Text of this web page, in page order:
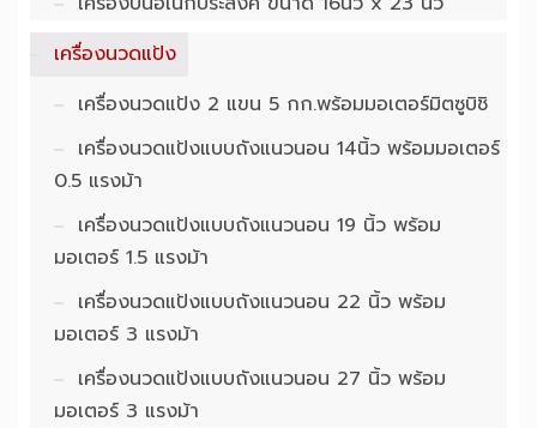
เครื่องนวดแป้ง
เครื่องนวดแป้ง 2 แขน 5 กก.พร้อมมอเตอร์มิตซูบิชิ
เครื่องนวดแป้งแบบถังแนวนอน 14นิ้ว พร้อมมอเตอร์
0.5 แรงม้า
เครื่องนวดแป้งแบบถังแนวนอน 19 นิ้ว พร้อม
มอเตอร์ 1.5 แรงม้า
เครื่องนวดแป้งแบบถังแนวนอน 22 นิ้ว พร้อม
มอเตอร์ 3 แรงม้า
เครื่องนวดแป้งแบบถังแนวนอน 27 นิ้ว พร้อม
มอเตอร์ 3 แรงม้า